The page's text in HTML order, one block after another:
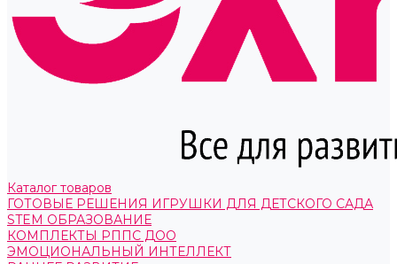
Каталог товаров
ГОТОВЫЕ РЕШЕНИЯ ИГРУШКИ ДЛЯ ДЕТСКОГО САДА
STEM ОБРАЗОВАНИЕ
КОМПЛЕКТЫ РППС ДОО
ЭМОЦИОНАЛЬНЫЙ ИНТЕЛЛЕКТ